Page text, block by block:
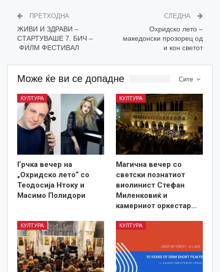
ПРЕТХОДНА
ЖИВИ И ЗДРАВИ –
СТАРТУВАШЕ 7. БИЧ –
ФИЛМ ФЕСТИВАЛ
СЛЕДНА
Охридско лето –
македонски прозорец од
и кон светот
Сите
Може ќе ви се допадне
КУЛТУРА
Грчка вечер на
„Охридско лето“ со
Теодосија Нтоку и
Масимо Полидори
КУЛТУРА
Магична вечер со
светски познатиот
виолинист Стефан
Миленковиќ и
камерниот оркестар…
КУЛТУРА КУЛТУРА